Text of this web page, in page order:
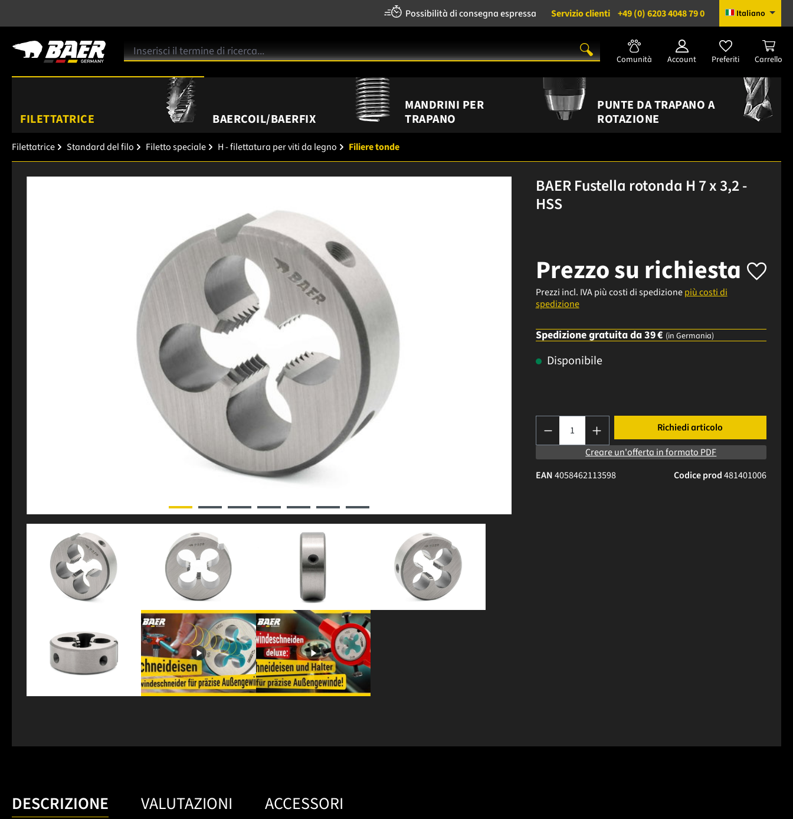
Possibilità di consegna espressa Servizio clienti +49 (0) 6203 4048 79 0 Italiano
Comunità Account Preferiti Carrello
FILETTATRICE BAERCOIL/BAERFIX
MANDRINI PER
TRAPANO
PUNTE DA TRAPANO A
ROTAZIONE
Filettatrice Standard del filo Filetto speciale H - filettatura per viti da legno Filiere tonde
BAER Fustella rotonda H 7 x 3,2 -
HSS
Prezzo su richiesta
Prezzi incl. IVA più costi di spedizionepiù costi di
spedizione
Spedizione gratuita da 39 € (in Germania)
Disponibile
Quantità del prodotto: inserisci la quantità
Richiedi articolo
Creare un'offerta in formato PDF
Codice prod481401006
EAN4058462113598
DESCRIZIONE VALUTAZIONI ACCESSORI